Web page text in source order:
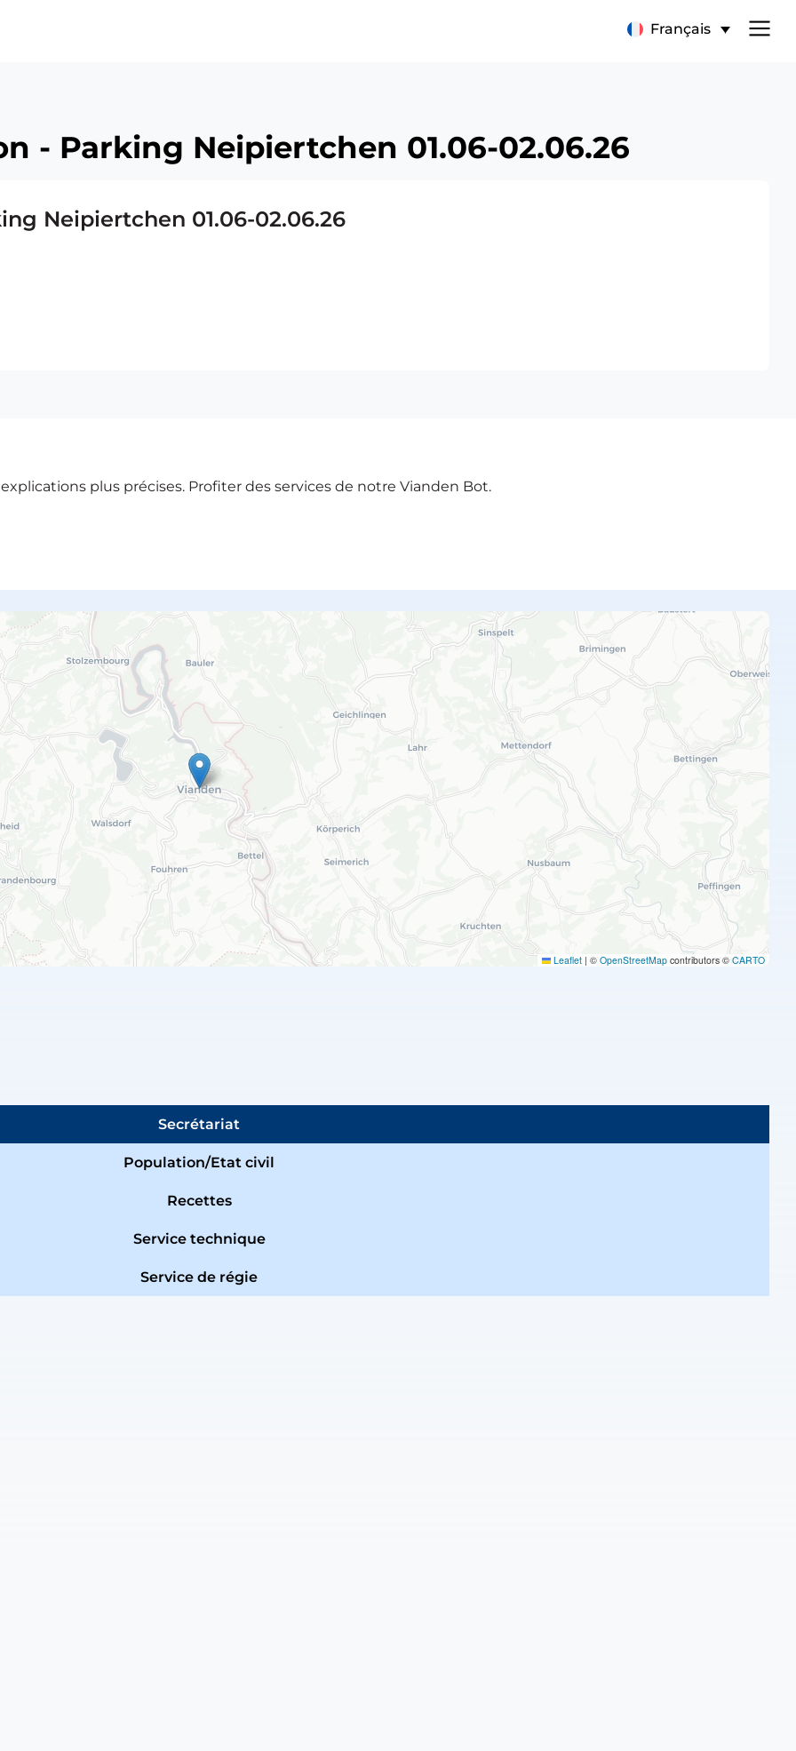
Français
- Parking Neipiertchen 01.06-02.06.26
Neipiertchen 01.06-02.06.26
plus précises. Profiter des services de notre Vianden Bot.
Leaflet | © OpenStreetMap contributors © CARTO
Secrétariat
Population/Etat civil
Recettes
Service technique
Service de régie